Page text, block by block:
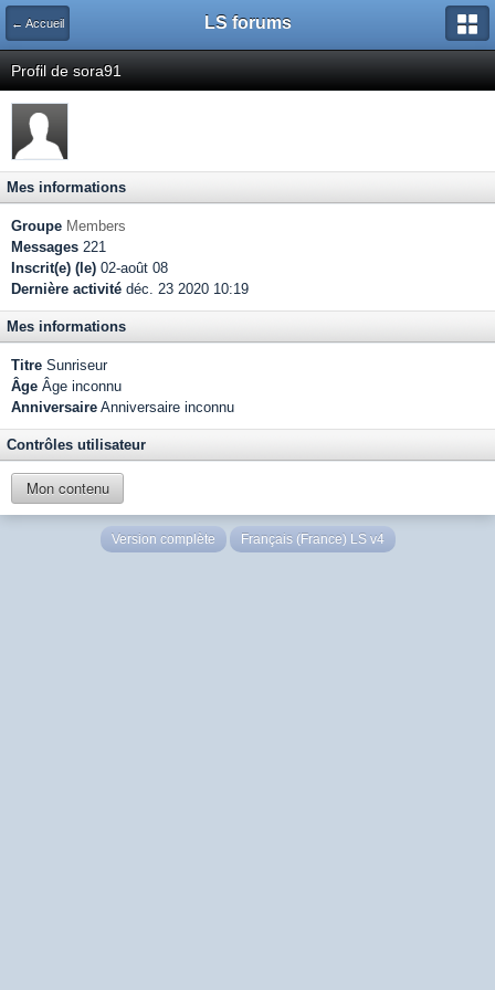
← Accueil LS forums
Profil de sora91
Mes informations
Groupe Members
Messages 221
Inscrit(e) (le) 02-août 08
Dernière activité déc. 23 2020 10:19
Mes informations
Titre Sunriseur
Âge Âge inconnu
Anniversaire Anniversaire inconnu
Contrôles utilisateur
Mon contenu
Version complète Français (France) LS v4